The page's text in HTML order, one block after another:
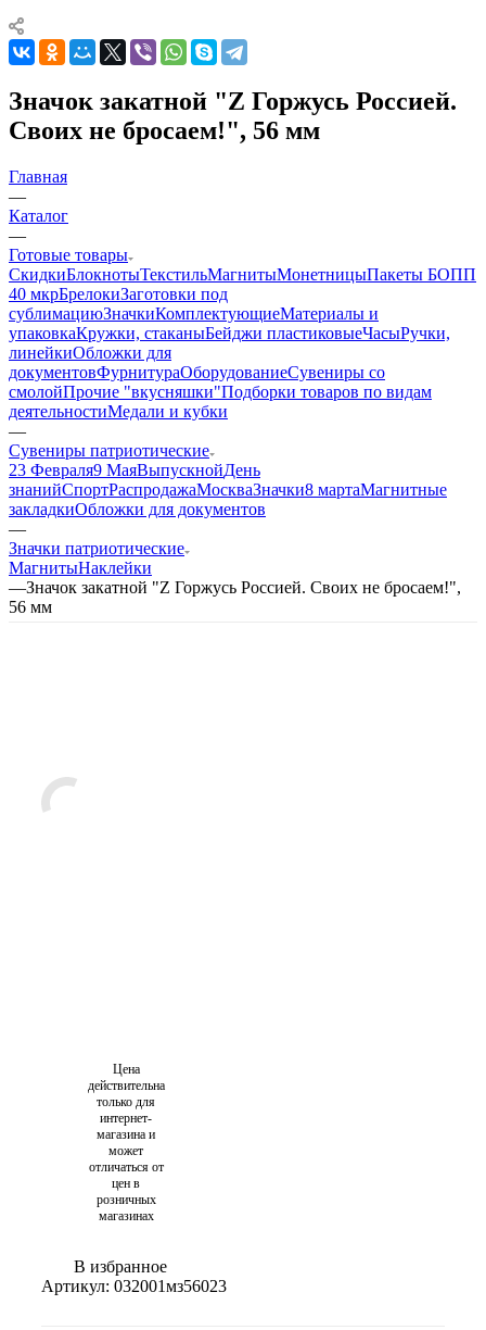
Значок закатной "Z Горжусь Россией.
Своих не бросаем!", 56 мм
Главная
—
Каталог
—
Готовые товары
СкидкиБлокнотыТекстильМагнитыМонетницыПакеты БОПП
40 мкрБрелокиЗаготовки под
сублимациюЗначкиКомплектующиеМатериалы и
упаковкаКружки, стаканыБейджи пластиковыеЧасыРучки,
линейкиОбложки для
документовФурнитураОборудованиеСувениры со
смолойПрочие "вкусняшки"Подборки товаров по видам
деятельностиМедали и кубки
—
Сувениры патриотические
23 Февраля9 МаяВыпускнойДень
знанийСпортРаспродажаМоскваЗначки8 мартаМагнитные
закладкиОбложки для документов
—
Значки патриотические
МагнитыНаклейки
—Значок закатной "Z Горжусь Россией. Своих не бросаем!",
56 мм
Цена
действительна
только для
интернет-
магазина и
может
отличаться от
цен в
розничных
магазинах
В избранное
Артикул: 032001мз56023